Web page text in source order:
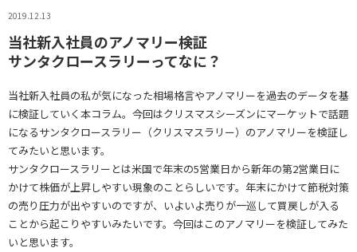
2019.12.13
当社新入社員のアノマリー検証
サンタクロースラリーってなに？
当社新入社員の私が気になった相場格言やアノマリーを過去のデータを基
に検証していく本コラム。今回はクリスマスシーズンにマーケットで話題
になるサンタクロースラリー（クリスマスラリー）のアノマリーを検証し
てみたいと思います。
サンタクロースラリーとは米国で年末の5営業日から新年の第2営業日に
かけて株価が上昇しやすい現象のことらしいです。年末にかけて節税対策
の売り圧力が出やすいのですが、いよいよ売りが一巡して買戻しが入る
ことから起こりやすいみたいです。今回はこのアノマリーを検証してみた
いと思います。